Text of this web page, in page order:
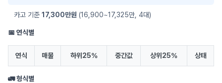
카고 기준 17,300만원 (16,900~17,325만, 4대)
📅 연식별
연식 매물 하위25% 중간값 상위25% 상태
🚛 형식별